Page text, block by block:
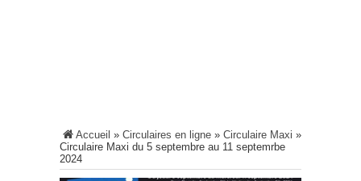
Accueil » Circulaires en ligne » Circulaire Maxi »
Circulaire Maxi du 5 septembre au 11 septemrbe
2024